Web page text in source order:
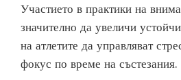
Участието в практики на
значително да увеличи
на атлетите да управляват
фокус по време на състезания.